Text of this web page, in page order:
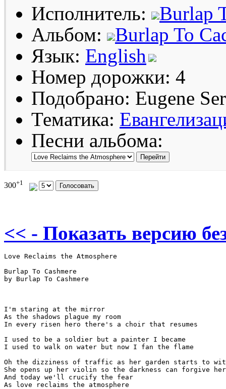
Исполнитель:
Burlap
Альбом:
Burlap To
Язык: English
Номер дорожки: 4
Подобрано: Eugene
Тематика:
Песни альбома:
300+1
<< - Показать версию
Love Reclaims the Atmosphere
Burlap To Cashmere
by Burlap To Cashmere
I'm staring at the mirror
As the shadows plague my room
In every risen hero there's a choir that resumes
I used to be a soldier but a painter I became
I used to walk on water but now I fan the flame
Oh the dizziness of traffic as her garden starts to
She opens up her violin so the darkness can forgive her
And today we'll crucify the fear
As love reclaims the atmosphere